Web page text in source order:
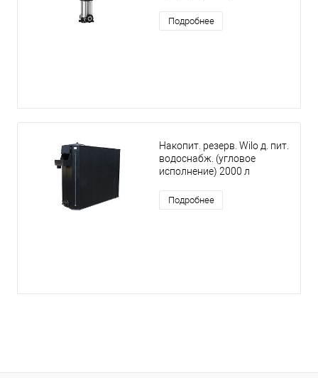
Подробнее
Накопит. резерв. Wilo д. пит.
водоснабж. (угловое
исполнение) 2000 л
Подробнее